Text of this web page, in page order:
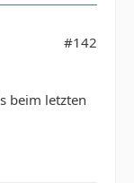
#142
beim letzten